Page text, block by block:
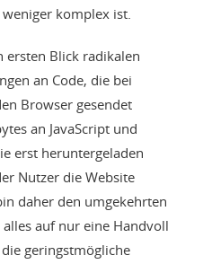
komplex ist.
ersten Blick radikalen
an Code, die bei
Browser gesendet
an JavaScript und
erst heruntergeladen
Nutzer die Website
daher den umgekehrten
auf nur eine Handvoll
geringstmögliche